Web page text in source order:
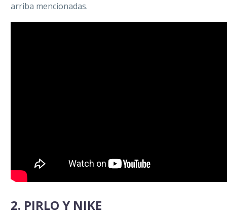
arriba mencionadas.
2. PIRLO Y NIKE